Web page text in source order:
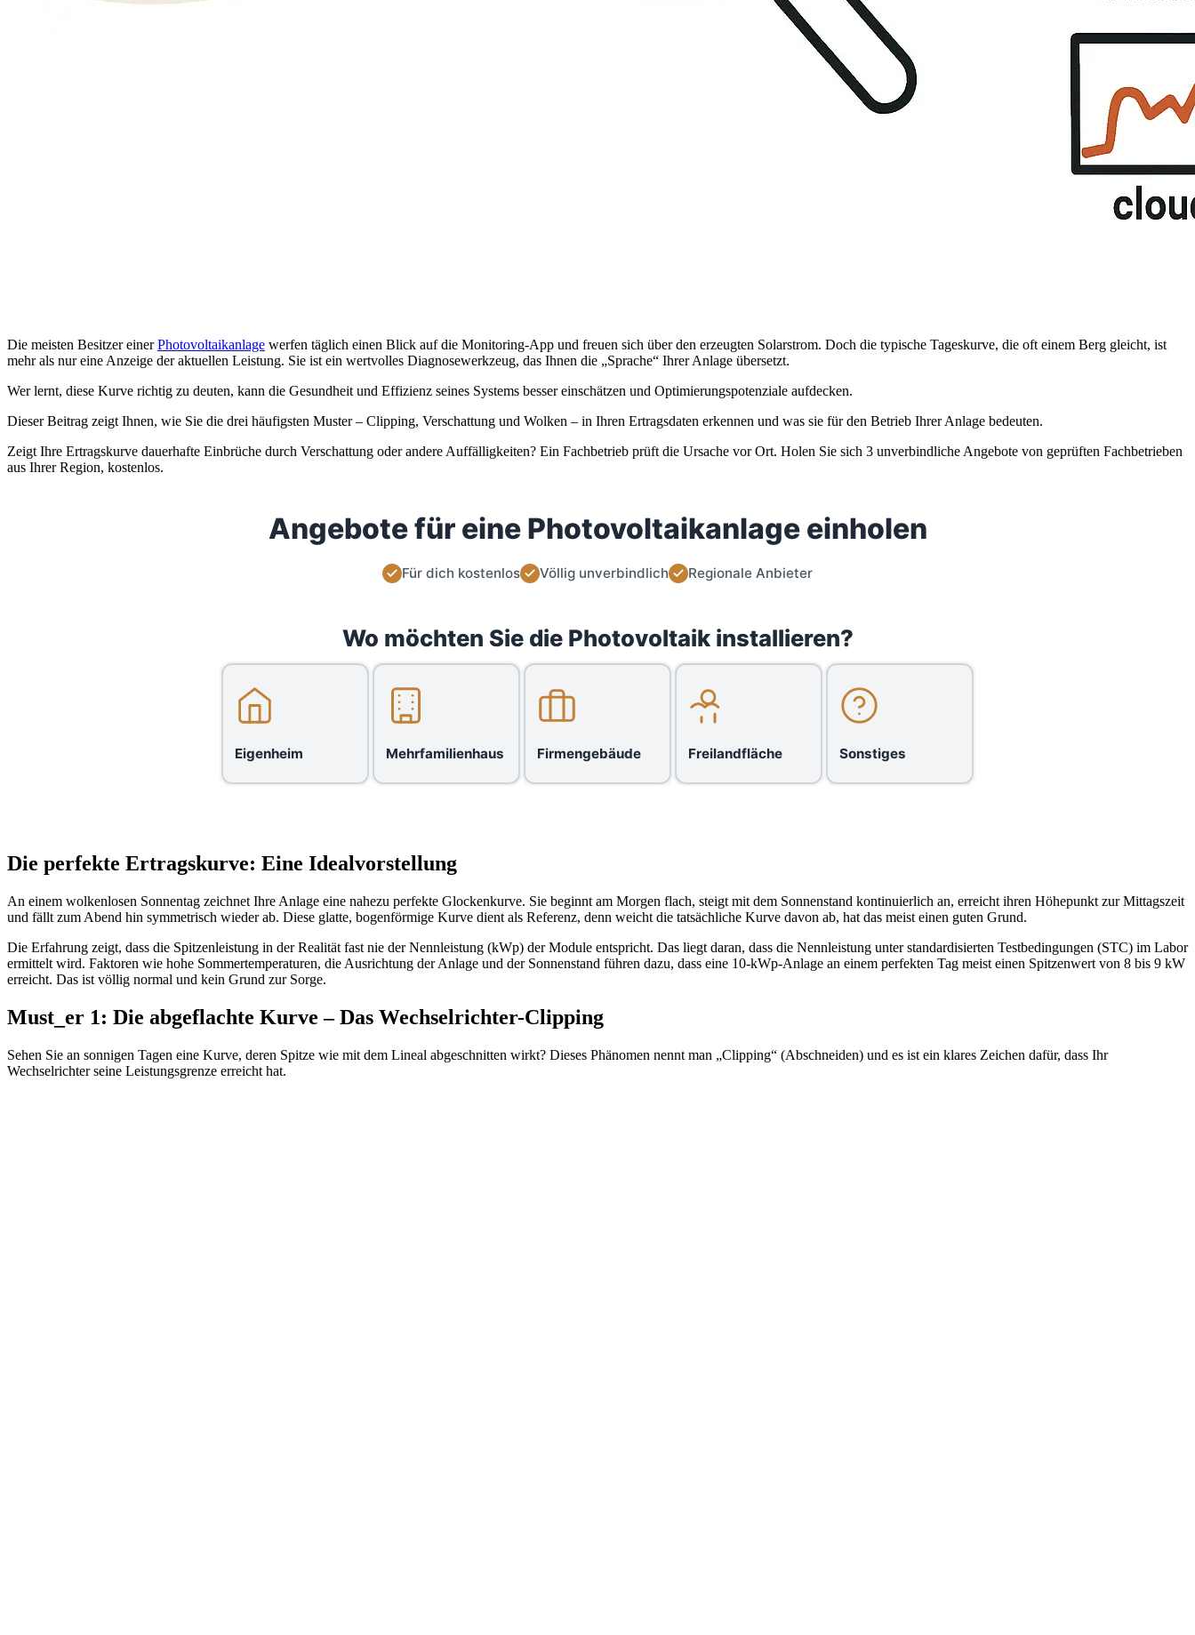
Die meisten Besitzer einerPhotovoltaikanlage werfen täglich einen Blick auf die Monitoring-App und freuen sich über den erzeugten Solarstrom. Doch die typische Tageskurve, die oft einem Berg gleicht, ist
mehr als nur eine Anzeige der aktuellen Leistung. Sie ist ein wertvolles Diagnosewerkzeug, das Ihnen die „Sprache“ Ihrer Anlage übersetzt.
Wer lernt, diese Kurve richtig zu deuten, kann die Gesundheit und Effizienz seines Systems besser einschätzen und Optimierungspotenziale aufdecken.
Dieser Beitrag zeigt Ihnen, wie Sie die drei häufigsten Muster – Clipping, Verschattung und Wolken – in Ihren Ertragsdaten erkennen und was sie für den Betrieb Ihrer Anlage bedeuten.
Zeigt Ihre Ertragskurve dauerhafte Einbrüche durch Verschattung oder andere Auffälligkeiten? Ein Fachbetrieb prüft die Ursache vor Ort. Holen Sie sich 3 unverbindliche Angebote von geprüften Fachbetrieben
aus Ihrer Region, kostenlos.
Angebote für eine Photovoltaikanlage einholen
Für dich kostenlos Völlig unverbindlich Regionale Anbieter
Wo möchten Sie die Photovoltaik installieren?
Eigenheim Mehrfamilienhaus Firmengebäude Freilandfläche Sonstiges
Die perfekte Ertragskurve: Eine Idealvorstellung
An einem wolkenlosen Sonnentag zeichnet Ihre Anlage eine nahezu perfekte Glockenkurve. Sie beginnt am Morgen flach, steigt mit dem Sonnenstand kontinuierlich an, erreicht ihren Höhepunkt zur Mittagszeit
und fällt zum Abend hin symmetrisch wieder ab. Diese glatte, bogenförmige Kurve dient als Referenz, denn weicht die tatsächliche Kurve davon ab, hat das meist einen guten Grund.
Die Erfahrung zeigt, dass die Spitzenleistung in der Realität fast nie der Nennleistung (kWp) der Module entspricht. Das liegt daran, dass die Nennleistung unter standardisierten Testbedingungen (STC) im Labor
ermittelt wird. Faktoren wie hohe Sommertemperaturen, die Ausrichtung der Anlage und der Sonnenstand führen dazu, dass eine 10-kWp-Anlage an einem perfekten Tag meist einen Spitzenwert von 8 bis 9 kW
erreicht. Das ist völlig normal und kein Grund zur Sorge.
Must_er 1: Die abgeflachte Kurve – Das Wechselrichter-Clipping
Sehen Sie an sonnigen Tagen eine Kurve, deren Spitze wie mit dem Lineal abgeschnitten wirkt? Dieses Phänomen nennt man „Clipping“ (Abschneiden) und es ist ein klares Zeichen dafür, dass Ihr
Wechselrichter seine Leistungsgrenze erreicht hat.